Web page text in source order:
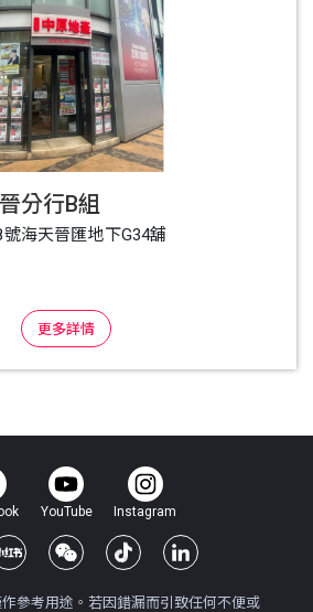
分行B組
海天晉匯地下G34舖
更多詳情
YouTube Instagram
參考用途。若因錯漏而引致任何不便或